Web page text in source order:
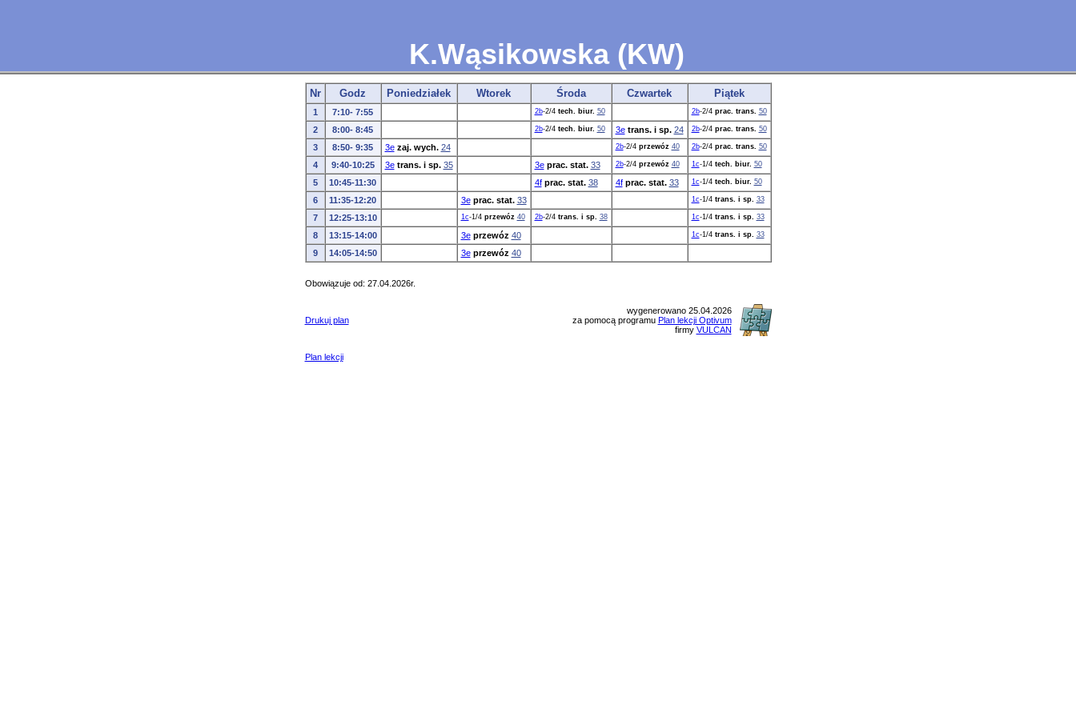
K.Wąsikowska (KW)
Nr Godz Poniedziałek Wtorek Środa Czwartek Piątek
1 7:10- 7:55 2b-2/4 tech. biur. 50 2b-2/4 prac. trans. 50
2 8:00- 8:45 2b-2/4 tech. biur. 50 3e trans. i sp. 24 2b-2/4 prac. trans. 50
3 8:50- 9:35 3e zaj. wych. 24 2b-2/4 przewóz 40 2b-2/4 prac. trans. 50
4 9:40-10:25 3e trans. i sp. 35 3e prac. stat. 33 2b-2/4 przewóz 40 1c-1/4 tech. biur. 50
5 10:45-11:30 4f prac. stat. 38 4f prac. stat. 33 1c-1/4 tech. biur. 50
6 11:35-12:20 3e prac. stat. 33 1c-1/4 trans. i sp. 33
7 12:25-13:10 1c-1/4 przewóz 40 2b-2/4 trans. i sp. 38 1c-1/4 trans. i sp. 33
8 13:15-14:00 3e przewóz 40 1c-1/4 trans. i sp. 33
9 14:05-14:50 3e przewóz 40
Obowiązuje od: 27.04.2026r.
Drukuj plan
wygenerowano 25.04.2026
za pomocą programu Plan lekcji Optivum
firmy VULCAN
Plan lekcji